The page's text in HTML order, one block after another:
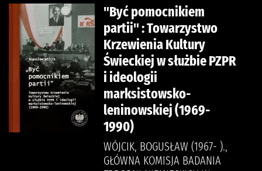
"Być pomocnikiem
partii" : Towarzystwo
Krzewienia Kultury
Świeckiej w służbie PZPR
i ideologii
marksistowsko-
leninowskiej (1969-
1990)
WÓJCIK, BOGUSŁAW (1967- ).,
GŁÓWNA KOMISJA BADANIA